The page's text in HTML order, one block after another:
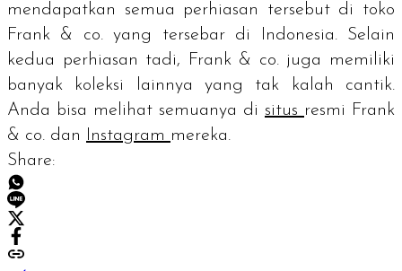
mendapatkan semua perhiasan tersebut di toko
Frank & co. yang tersebar di Indonesia. Selain
kedua perhiasan tadi, Frank & co. juga memiliki
banyak koleksi lainnya yang tak kalah cantik.
Anda bisa melihat semuanya di situs resmi Frank
& co. dan Instagram mereka.
Share: